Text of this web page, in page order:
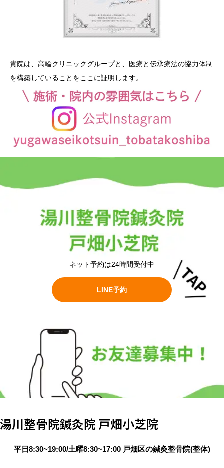
貴院は、高輪クリニックグループと、医療と伝承療法の協力体制
を構築していることをここに証明します。
ネット予約は24時間受付中
LINE予約
湯川整骨院鍼灸院 戸畑小芝院
平日8:30~19:00/土曜8:30~17:00 戸畑区の鍼灸整骨院(整体)